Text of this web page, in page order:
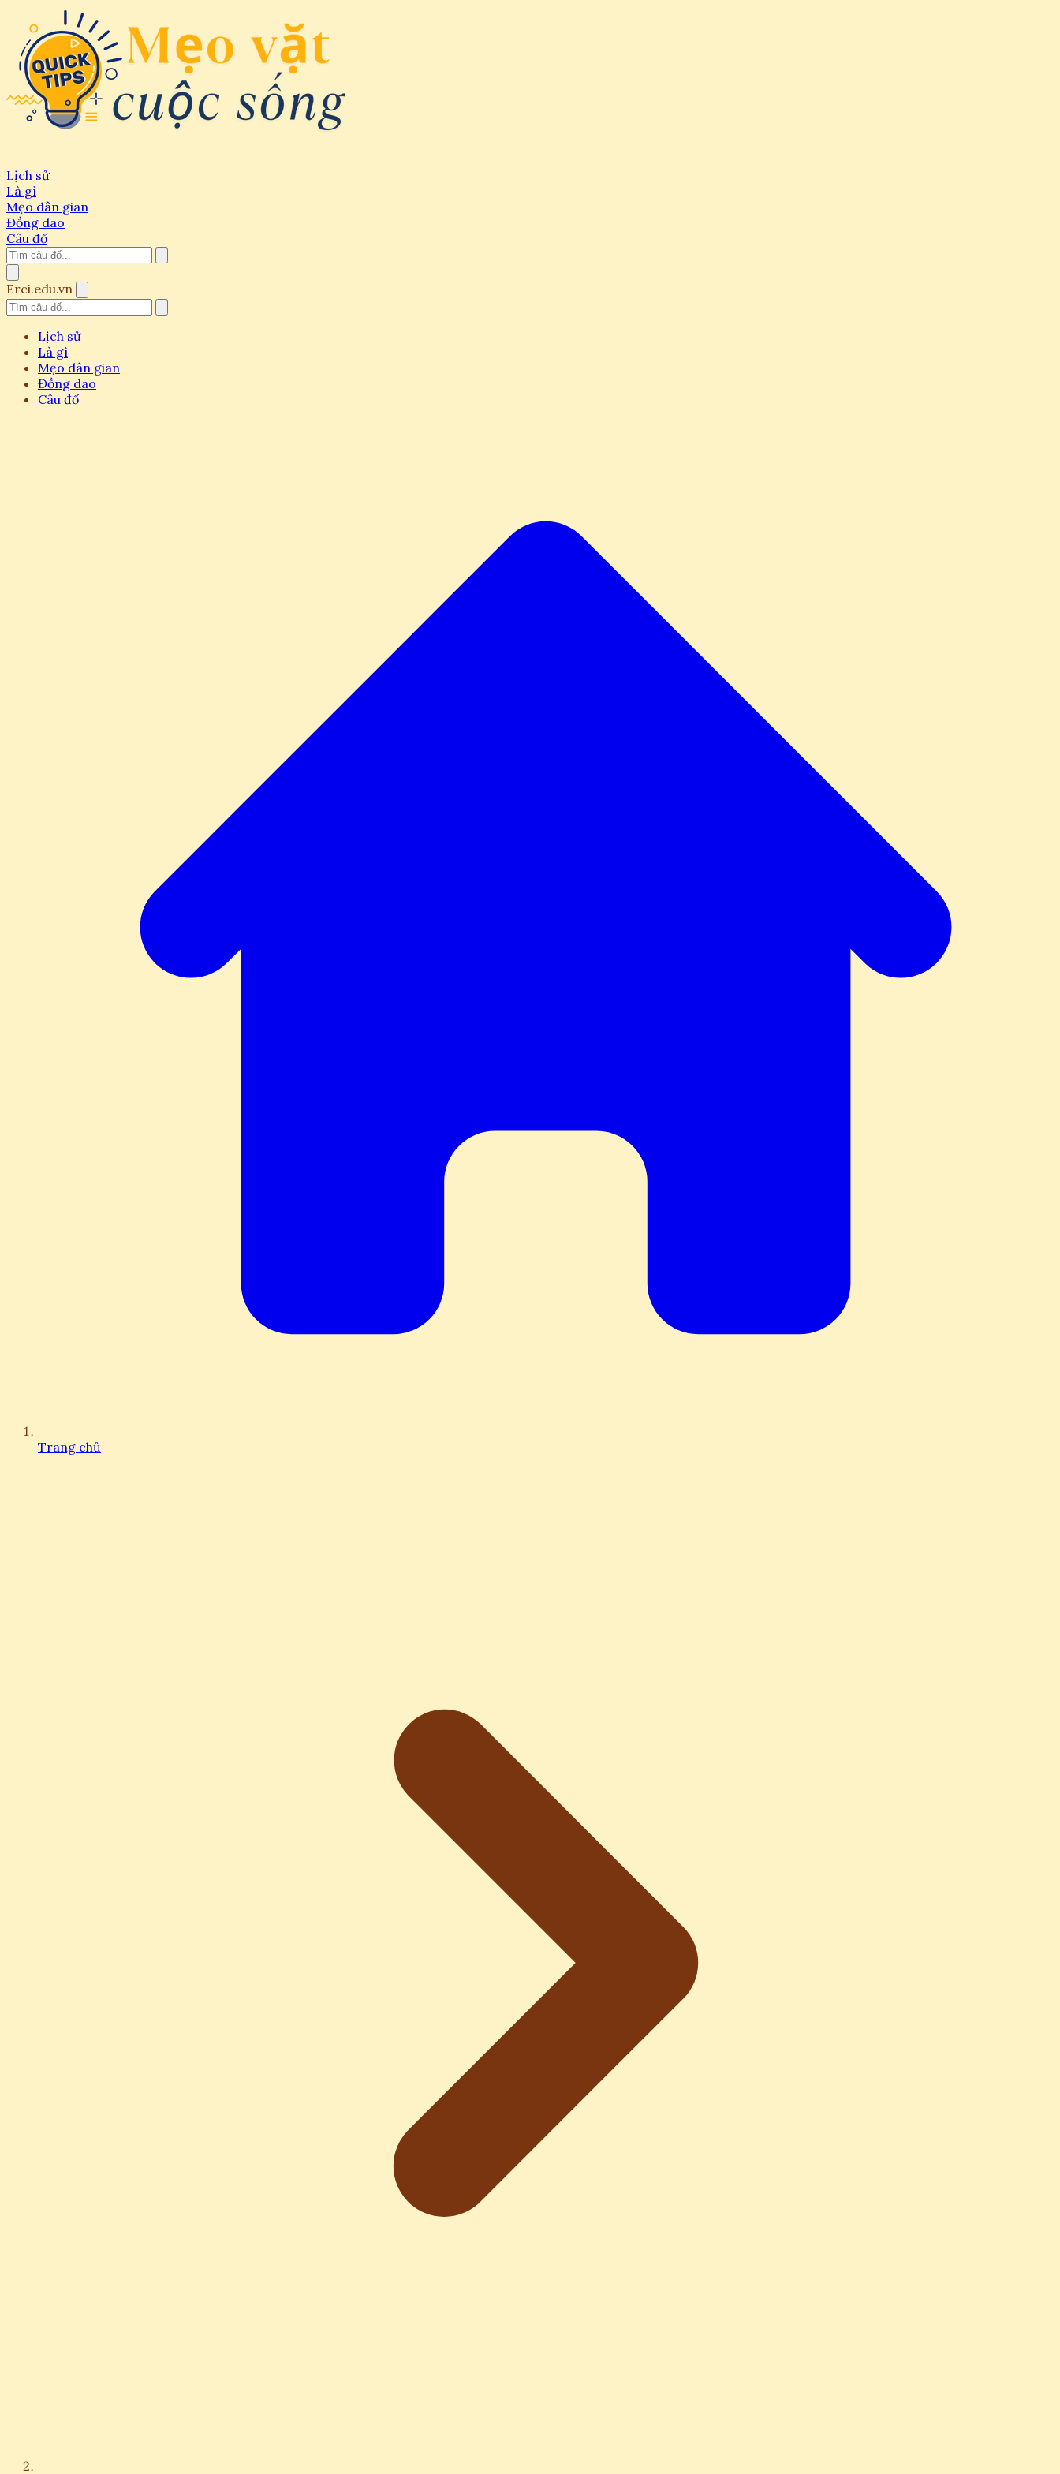
Lịch sử
Là gì
Mẹo dân gian
Đồng dao
Câu đố
Erci.edu.vn
Lịch sử
Là gì
Mẹo dân gian
Đồng dao
Câu đố
Trang chủ